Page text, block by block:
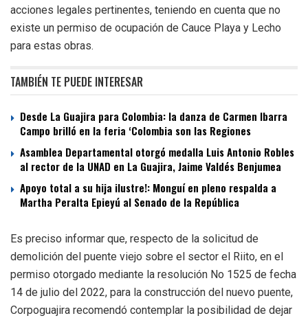
acciones legales pertinentes, teniendo en cuenta que no
existe un permiso de ocupación de Cauce Playa y Lecho
para estas obras.
TAMBIÉN TE PUEDE INTERESAR
Desde La Guajira para Colombia: la danza de Carmen Ibarra
Campo brilló en la feria ‘Colombia son las Regiones
Asamblea Departamental otorgó medalla Luis Antonio Robles
al rector de la UNAD en La Guajira, Jaime Valdés Benjumea
Apoyo total a su hija ilustre!: Monguí en pleno respalda a
Martha Peralta Epieyú al Senado de la República
Es preciso informar que, respecto de la solicitud de
demolición del puente viejo sobre el sector el Riito, en el
permiso otorgado mediante la resolución No 1525 de fecha
14 de julio del 2022, para la construcción del nuevo puente,
Corpoguajira recomendó contemplar la posibilidad de dejar